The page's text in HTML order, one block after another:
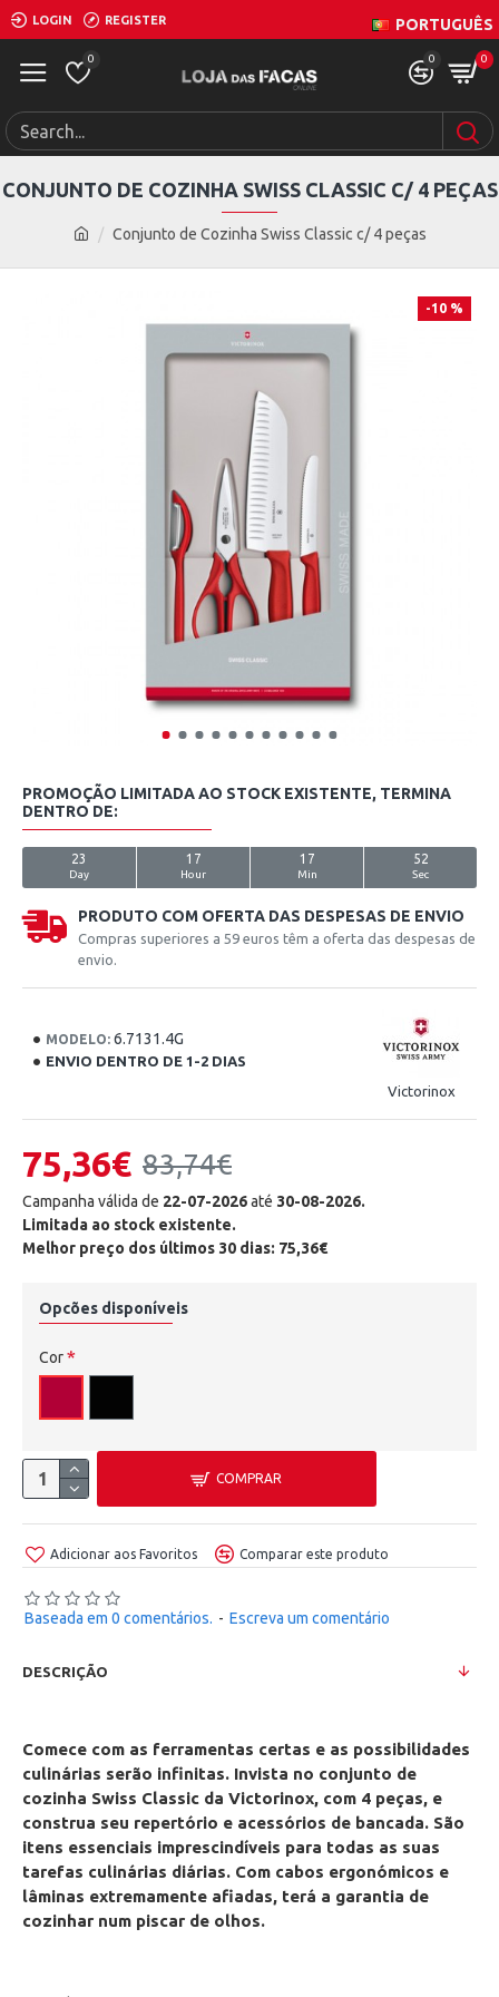
LOGIN REGISTER PORTUGUÊS
0 0 0
Conjunto de Cozinha Swiss Classic c/ 4 peças
CONJUNTO DE COZINHA SWISS CLASSIC C/ 4 PEÇAS
-10 %
PRODUTO COM OFERTA DAS DESPESAS DE ENVIO
Compras superiores a 59 euros têm a oferta das despesas de
envio.
MODELO: 6.7131.4G
ENVIO DENTRO DE 1-2 DIAS
Victorinox
Baseada em 0 comentários. - Escreva um comentário
PROMOÇÃO LIMITADA AO STOCK EXISTENTE, TERMINA
DENTRO DE:
23
Day
17
Hour
17
Min
52
Sec
75,36€ 83,74€
Campanha válida de 22-07-2026até 30-08-2026.
Limitada ao stock existente.
Melhor preço dos últimos 30 dias: 75,36€
Opcões disponíveis
Cor
COMPRAR
Adicionar aos Favoritos Comparar este produto
DESCRIÇÃO
Comece com as ferramentas certas e as possibilidades
culinárias serão infinitas. Invista no conjunto de
cozinha Swiss Classic da Victorinox, com 4 peças, e
construa seu repertório e acessórios de bancada. São
itens essenciais imprescindíveis para todas as suas
tarefas culinárias diárias. Com cabos ergonómicos e
lâminas extremamente afiadas, terá a garantia de
cozinhar num piscar de olhos.